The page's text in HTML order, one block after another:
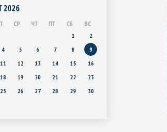
2026
СР ЧТ ПТ СБ ВС
1
2
4 5 6 7 8
9
11 12 13 14 15
16
18 19 20 21 22
23
25 26 27 28 29
30